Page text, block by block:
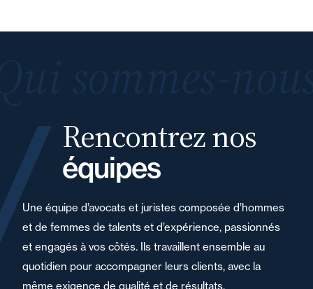
Rencontrez nos
équipes
Une équipe d’avocats et juristes composée d’hommes
et de femmes de talents et d’expérience, passionnés
et engagés à vos côtés. Ils travaillent ensemble au
quotidien pour accompagner leurs clients, avec la
même exigence de qualité et de résultats.